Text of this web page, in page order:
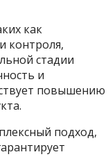
как
контроля,
стадии
и
повышению
подход,